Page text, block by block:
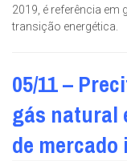
2019, é referência
transição energética.
05/11 –
gás natural
de